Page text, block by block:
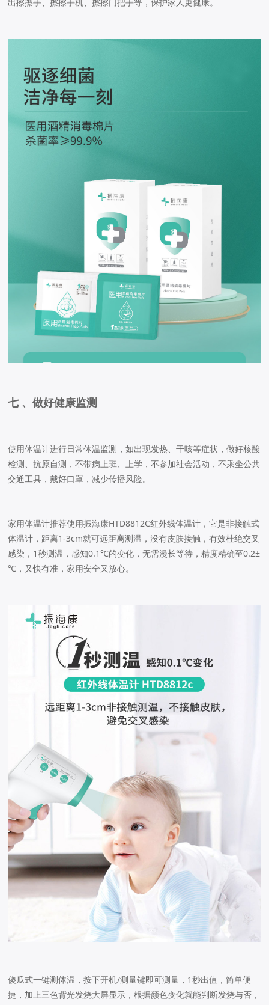
七 、做好健康监测
使用体温计进行日常体温监测，如出现发热、干咳等症状，做好核酸
检测、抗原自测，不带病上班、上学，不参加社会活动，不乘坐公共
交通工具，戴好口罩，减少传播风险。
家用体温计推荐使用振海康HTD8812C红外线体温计，它是非接触式
体温计，距离1-3cm就可远距离测温，没有皮肤接触，有效杜绝交叉
感染，1秒测温，感知0.1℃的变化，无需漫长等待，精度精确至0.2±
℃，又快有准，家用安全又放心。
傻瓜式一键测体温，按下开机/测量键即可测量，1秒出值，简单便
捷，加上三色背光发烧大屏显示，根据颜色变化就能判断发烧与否，